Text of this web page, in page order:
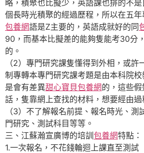
略，積聚也比擬少，英語課也排的不
個長時光積聚的經過歷程，所以在五
包養網語是Z主要的，英語成就好的同
90，而基本比擬差的能夠隻能考30分
的。
（2）專門研究課隻懂得到外相，或
制專轉本專門研究課考題是由本科院
是會有差異甜心寶貝包養網的，這些
話，隻靠網上查找的材料，想要經由過
（3）不了解報名前提、報名時光、
門研究、測試科目等等。
三、江蘇瀚宣廣博的培訓 包養網特點：
1.一次報名，不花錢輪迴上課直至測試